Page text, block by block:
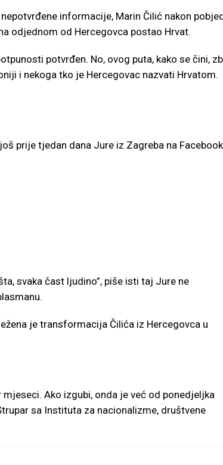
informacije, Marin Čilić nakon
odjednom od Hercegovca postao Hrvat.
potvrđen. No, ovog puta, kako se čini,
i nekoga tko je Hercegovac nazvati Hrvatom.
prije tjedan dana Jure iz Zagreba na
svaka čast ljudino”, piše isti taj Jure ne
je transformacija Čilića iz Hercegovca u
Ako izgubi, onda je već od ponedjeljka
sa Instituta za nacionalizme, društvene